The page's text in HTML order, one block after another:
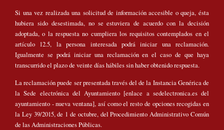
Si una vez realizada una solicitud de información accesible o queja, ésta
hubiera sido desestimada, no se estuviera de acuerdo con la decisión
adoptada, o la respuesta no cumpliera los requisitos contemplados en el
artículo 12.5, la persona interesada podrá iniciar una reclamación.
Igualmente se podrá iniciar una reclamación en el caso de que haya
transcurrido el plazo de veinte días hábiles sin haber obtenido respuesta.
La reclamación puede ser presentada través del de la Instancia Genérica de
la Sede electrónica del Ayuntamiento [enlace a sedelectronica.es del
ayuntamiento - nueva ventana], así como el resto de opciones recogidas en
la Ley 39/2015, de 1 de octubre, del Procedimiento Administrativo Común
de las Administraciones Públicas.